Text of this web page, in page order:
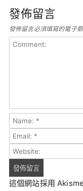
發佈留言
發佈留言必須填寫的電子
這個網站採用